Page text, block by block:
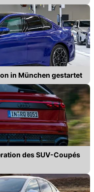
in München gestartet
des SUV-Coupés